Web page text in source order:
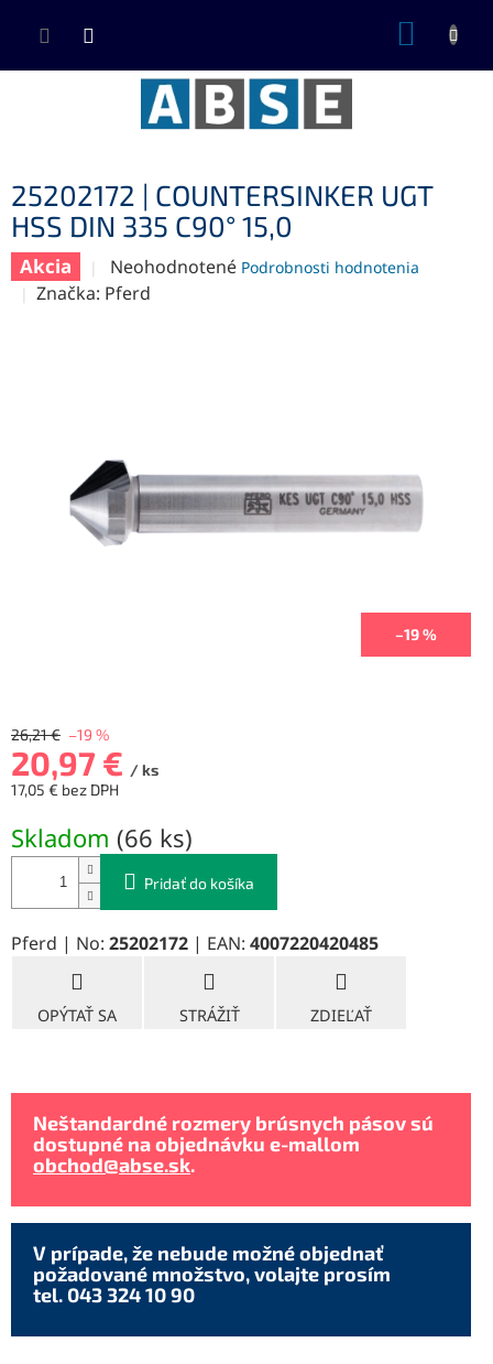
25202172 | COUNTERSINKER UGT
HSS DIN 335 C90° 15,0
Akcia
Priemerné
hodnotenie
Neohodnotené Podrobnosti hodnotenia
Značka: Pferd
–19 %
26,21 € –19 %
20,97 € / ks
17,05 € bez DPH
cena:
Skladom (66 ks)
Pridať do košíka
Pferd | No: 25202172 | EAN: 4007220420485
OPÝTAŤ SA STRÁŽIŤ ZDIEĽAŤ
Neštandardné rozmery brúsnych pásov sú
dostupné na objednávku e-mallom
obchod@abse.sk.
V prípade, že nebude možné objednať
požadované množstvo, volajte prosím
tel. 043 324 10 90